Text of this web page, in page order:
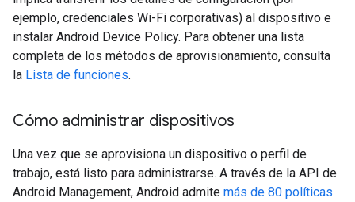
ejemplo, credenciales Wi-Fi corporativas) al dispositivo e
instalar Android Device Policy. Para obtener una lista
completa de los métodos de aprovisionamiento, consulta
la Lista de funciones.
Cómo administrar dispositivos
Una vez que se aprovisiona un dispositivo o perfil de
trabajo, está listo para administrarse. A través de la API de
Android Management, Android admite más de 80 políticas